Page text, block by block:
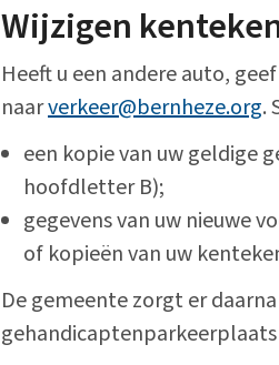
Wijzigen
Heeft u een andere auto,
naarverkeer@bernheze.org.
een kopie van uw geldige
hoofdletter B);
gegevens van uw nieuwe
of kopieën van uw
De gemeente zorgt er